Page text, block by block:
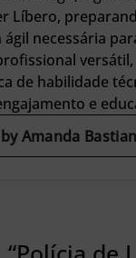
Líbero,
necessária
de habilidade
e
Amanda